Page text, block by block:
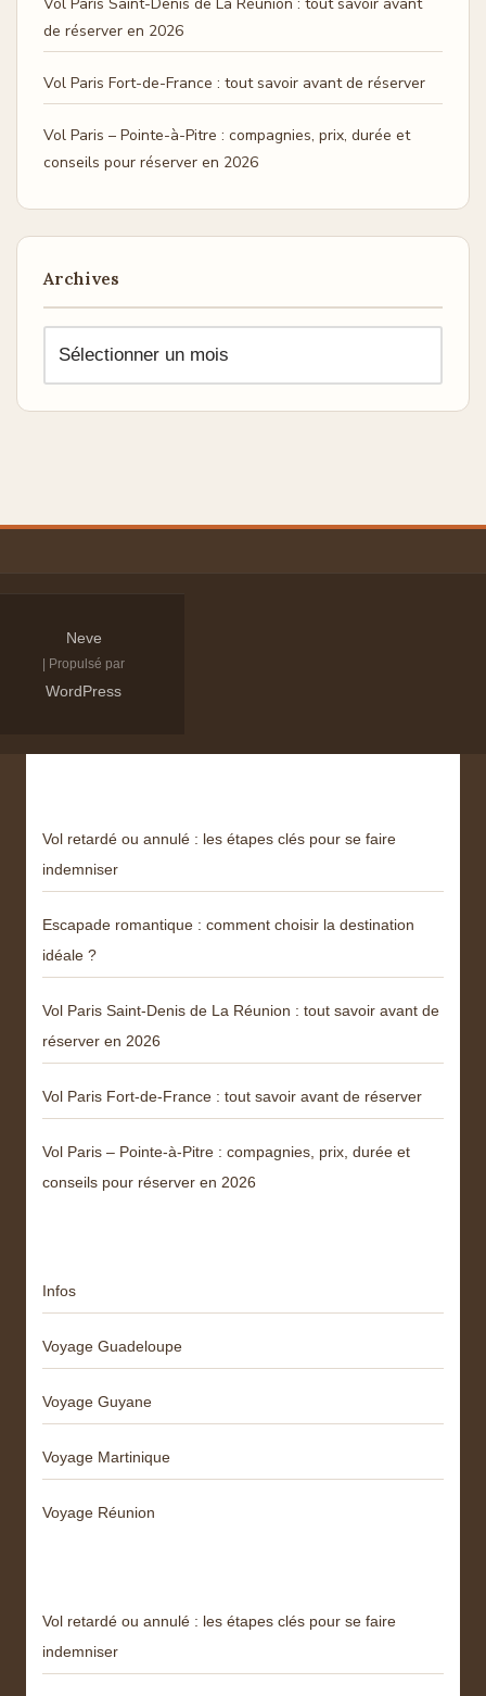
de réserver en 2026
Vol Paris Fort-de-France : tout savoir avant de réserver
Vol Paris – Pointe-à-Pitre : compagnies, prix, durée et
conseils pour réserver en 2026
Archives
Neve
| Propulsé par
WordPress
Vol retardé ou annulé : les étapes clés pour se faire
indemniser
Escapade romantique : comment choisir la destination
idéale ?
Vol Paris Saint-Denis de La Réunion : tout savoir avant de
réserver en 2026
Vol Paris Fort-de-France : tout savoir avant de réserver
Vol Paris – Pointe-à-Pitre : compagnies, prix, durée et
conseils pour réserver en 2026
Infos
Voyage Guadeloupe
Voyage Guyane
Voyage Martinique
Voyage Réunion
Vol retardé ou annulé : les étapes clés pour se faire
indemniser